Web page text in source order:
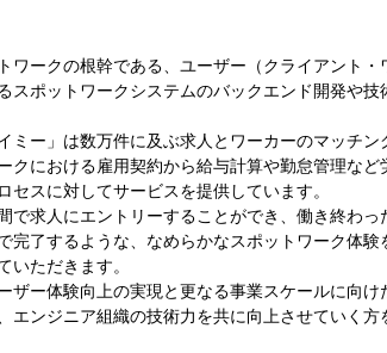
ワークの根幹である、ユーザー（クライアント・
スポットワークシステムのバックエンド開発や技
ミー」は数万件に及ぶ求人とワーカーのマッチン
クにおける雇用契約から給与計算や勤怠管理など
セスに対してサービスを提供しています。
で求人にエントリーすることができ、働き終わっ
完了するような、なめらかなスポットワーク体験
ただきます。
ザー体験向上の実現と更なる事業スケールに向け
エンジニア組織の技術力を共に向上させていく方